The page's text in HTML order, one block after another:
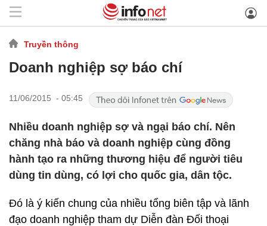
Truyền thông
Doanh nghiệp sợ báo chí
11/06/2015 - 05:45
Nhiều doanh nghiệp sợ và ngại báo chí. Nên
chăng nhà báo và doanh nghiệp cùng đồng
hành tạo ra những thương hiệu để người tiêu
dùng tin dùng, có lợi cho quốc gia, dân tộc.
Đó là ý kiến chung của nhiều tổng biên tập và lãnh
đạo doanh nghiệp tham dự Diễn đàn Đối thoại